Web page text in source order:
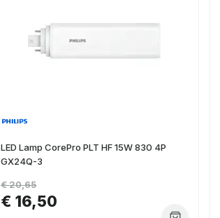
LED Lamp CorePro PLT HF 15W 830 4P
GX24Q-3
€ 16,50
€ 20,65